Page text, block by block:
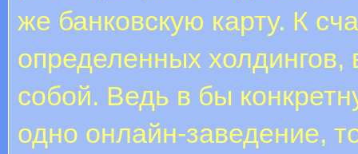
же банковскую карту. К
определенных
собой. Ведь в бы
одно онлайн-заведение,